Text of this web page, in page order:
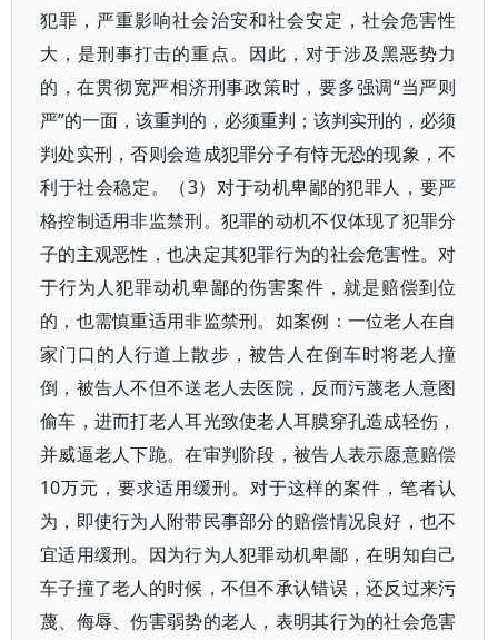
犯罪，严重影响社会治安和社会安定，社会危害性
大，是刑事打击的重点。因此，对于涉及黑恶势力
的，在贯彻宽严相济刑事政策时，要多强调“当严则
严”的一面，该重判的，必须重判；该判实刑的，必须
判处实刑，否则会造成犯罪分子有恃无恐的现象，不
利于社会稳定。（3）对于动机卑鄙的犯罪人，要严
格控制适用非监禁刑。犯罪的动机不仅体现了犯罪分
子的主观恶性，也决定其犯罪行为的社会危害性。对
于行为人犯罪动机卑鄙的伤害案件，就是赔偿到位
的，也需慎重适用非监禁刑。如案例：一位老人在自
家门口的人行道上散步，被告人在倒车时将老人撞
倒，被告人不但不送老人去医院，反而污蔑老人意图
偷车，进而打老人耳光致使老人耳膜穿孔造成轻伤，
并威逼老人下跪。在审判阶段，被告人表示愿意赔偿
10万元，要求适用缓刑。对于这样的案件，笔者认
为，即使行为人附带民事部分的赔偿情况良好，也不
宜适用缓刑。因为行为人犯罪动机卑鄙，在明知自己
车子撞了老人的时候，不但不承认错误，还反过来污
蔑、侮辱、伤害弱势的老人，表明其行为的社会危害